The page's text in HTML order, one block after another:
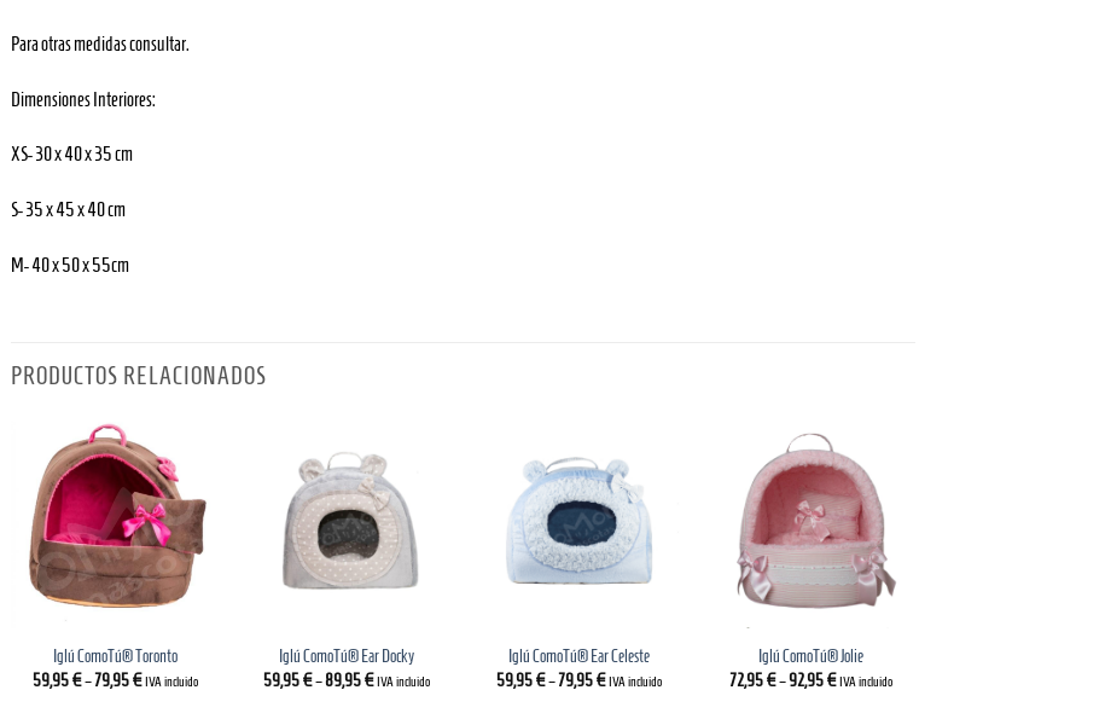
Para otras medidas consultar.
Dimensiones Interiores:
XS- 30 x 40 x 35 cm
S- 35 x 45 x 40 cm
M- 40 x 50 x 55cm
PRODUCTOS RELACIONADOS
Iglú ComoTú® Toronto
59,95€–79,95€ IVA incluido
Iglú ComoTú® Ear Docky
59,95€–89,95€ IVA incluido
Iglú ComoTú® Ear Celeste
59,95€–79,95€ IVA incluido
Iglú ComoTú® Jolie
72,95€–92,95€ IVA incluido